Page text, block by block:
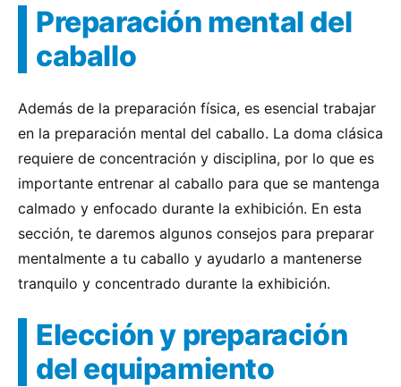
Preparación mental del
caballo
Además de la preparación física, es esencial trabajar
en la preparación mental del caballo. La doma clásica
requiere de concentración y disciplina, por lo que es
importante entrenar al caballo para que se mantenga
calmado y enfocado durante la exhibición. En esta
sección, te daremos algunos consejos para preparar
mentalmente a tu caballo y ayudarlo a mantenerse
tranquilo y concentrado durante la exhibición.
Elección y preparación
del equipamiento